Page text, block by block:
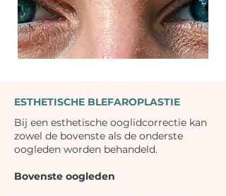
ESTHETISCHE BLEFAROPLASTIE
Bij een esthetische ooglidcorrectie kan
zowel de bovenste als de onderste
oogleden worden behandeld.
Bovenste oogleden